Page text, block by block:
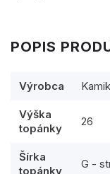
POPIS
Výrobca Kamik
Výška
topánky
26
Šírka
topánky
G -